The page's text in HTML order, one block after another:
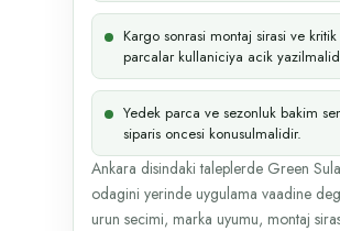
Kargo sonrasi montaj sirasi ve kritik
parcalar kullaniciya acik
Yedek parca ve sezonluk bakim
siparis oncesi konusulmalidir.
Ankara disindaki taleplerde Green
odagini yerinde uygulama vaadine
urun secimi, marka uyumu, montaj